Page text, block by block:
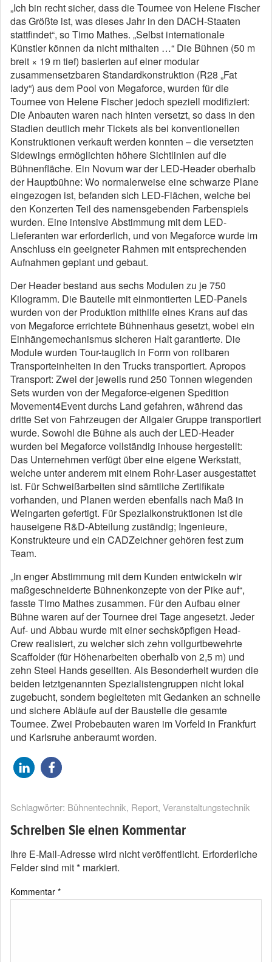
„Ich bin recht sicher, dass die Tournee von Helene Fischer
das Größte ist, was dieses Jahr in den DACH-Staaten
stattfindet“, so Timo Mathes. „Selbst internationale
Künstler können da nicht mithalten …“ Die Bühnen (50 m
breit × 19 m tief) basierten auf einer modular
zusammensetzbaren Standardkonstruktion (R28 „Fat
lady“) aus dem Pool von Megaforce, wurden für die
Tournee von Helene Fischer jedoch speziell modifiziert:
Die Anbauten waren nach hinten versetzt, so dass in den
Stadien deutlich mehr Tickets als bei konventionellen
Konstruktionen verkauft werden konnten – die versetzten
Sidewings ermöglichten höhere Sichtlinien auf die
Bühnenfläche. Ein Novum war der LED-Header oberhalb
der Hauptbühne: Wo normalerweise eine schwarze Plane
eingezogen ist, befanden sich LED-Flächen, welche bei
den Konzerten Teil des namensgebenden Farbenspiels
wurden. Eine intensive Abstimmung mit dem LED-
Lieferanten war erforderlich, und von Megaforce wurde im
Anschluss ein geeigneter Rahmen mit entsprechenden
Aufnahmen geplant und gebaut.
Der Header bestand aus sechs Modulen zu je 750
Kilogramm. Die Bauteile mit einmontierten LED-Panels
wurden von der Produktion mithilfe eines Krans auf das
von Megaforce errichtete Bühnenhaus gesetzt, wobei ein
Einhängemechanismus sicheren Halt garantierte. Die
Module wurden Tour-tauglich in Form von rollbaren
Transporteinheiten in den Trucks transportiert. Apropos
Transport: Zwei der jeweils rund 250 Tonnen wiegenden
Sets wurden von der Megaforce-eigenen Spedition
Movement4Event durchs Land gefahren, während das
dritte Set von Fahrzeugen der Allgaier Gruppe transportiert
wurde. Sowohl die Bühne als auch der LED-Header
wurden bei Megaforce vollständig inhouse hergestellt:
Das Unternehmen verfügt über eine eigene Werkstatt,
welche unter anderem mit einem Rohr-Laser ausgestattet
ist. Für Schweißarbeiten sind sämtliche Zertifikate
vorhanden, und Planen werden ebenfalls nach Maß in
Weingarten gefertigt. Für Spezialkonstruktionen ist die
hauseigene R&D-Abteilung zuständig; Ingenieure,
Konstrukteure und ein CADZeichner gehören fest zum
Team.
„In enger Abstimmung mit dem Kunden entwickeln wir
maßgeschneiderte Bühnenkonzepte von der Pike auf“,
fasste Timo Mathes zusammen. Für den Aufbau einer
Bühne waren auf der Tournee drei Tage angesetzt. Jeder
Auf- und Abbau wurde mit einer sechsköpfigen Head-
Crew realisiert, zu welcher sich zehn vollgurtbewehrte
Scaffolder (für Höhenarbeiten oberhalb von 2,5 m) und
zehn Steel Hands gesellten. Als Besonderheit wurden die
beiden letztgenannten Spezialistengruppen nicht lokal
zugebucht, sondern begleiteten mit Gedanken an schnelle
und sichere Abläufe auf der Baustelle die gesamte
Tournee. Zwei Probebauten waren im Vorfeld in Frankfurt
und Karlsruhe anberaumt worden.
Schlagwörter: Bühnentechnik, Report, Veranstaltungstechnik
Schreiben Sie einen Kommentar
Ihre E-Mail-Adresse wird nicht veröffentlicht. Erforderliche
Felder sind mit* markiert.
Kommentar *